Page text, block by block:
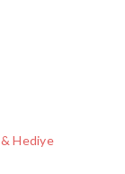
Hediye